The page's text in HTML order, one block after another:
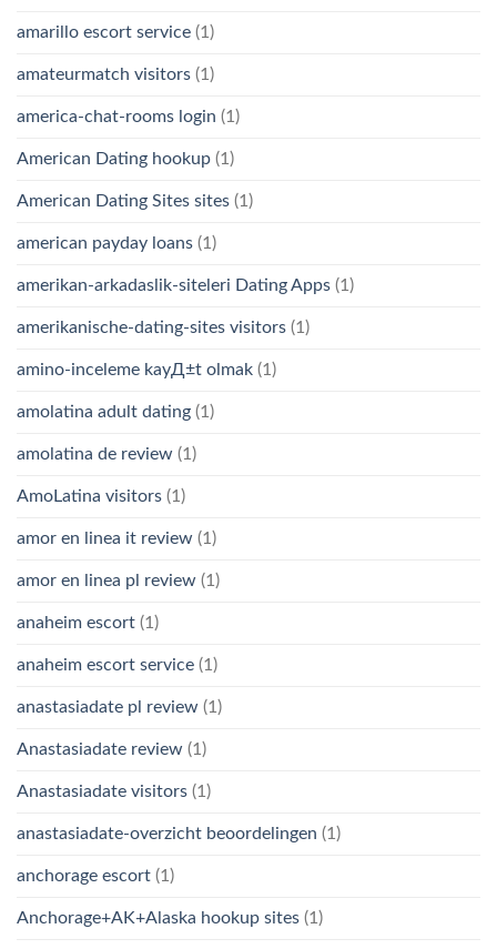
amarillo escort service (1)
amateurmatch visitors (1)
america-chat-rooms login (1)
American Dating hookup (1)
American Dating Sites sites (1)
american payday loans (1)
amerikan-arkadaslik-siteleri Dating Apps (1)
amerikanische-dating-sites visitors (1)
amino-inceleme kayД±t olmak (1)
amolatina adult dating (1)
amolatina de review (1)
AmoLatina visitors (1)
amor en linea it review (1)
amor en linea pl review (1)
anaheim escort (1)
anaheim escort service (1)
anastasiadate pl review (1)
Anastasiadate review (1)
Anastasiadate visitors (1)
anastasiadate-overzicht beoordelingen (1)
anchorage escort (1)
Anchorage+AK+Alaska hookup sites (1)